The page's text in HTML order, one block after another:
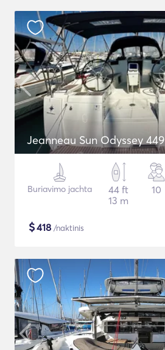
Jeanneau Sun Odyssey 449
Buriavimo jachta
44 ft
13 m
10
$418 /naktinis